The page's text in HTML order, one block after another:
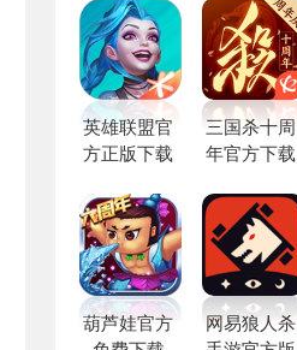
英雄联盟官
方正版下载
三国杀十周
年官方下载
葫芦娃官方
网易狼人杀